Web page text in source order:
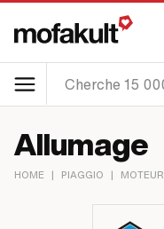
Allumage
HOME | PIAGGIO | MOTEUR